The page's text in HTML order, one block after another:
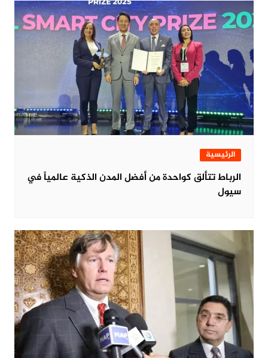
الرئيسية
الرباط تتألق كواحدة من أفضل المدن الذكية عالمياً في
سيول